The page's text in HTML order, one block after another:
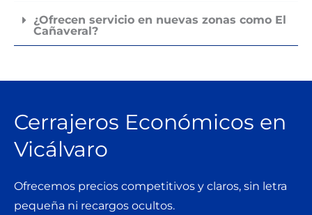
¿Ofrecen servicio en nuevas zonas como El
Cañaveral?
Cerrajeros Económicos en
Vicálvaro
Ofrecemos precios competitivos y claros, sin letra
pequeña ni recargos ocultos.